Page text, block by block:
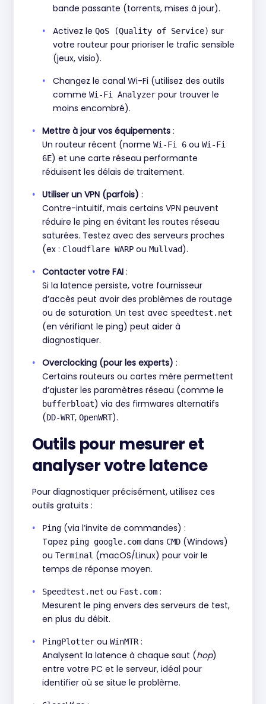
bande passante (torrents, mises à jour).
Activez le QoS (Quality of Service) sur
votre routeur pour prioriser le trafic sensible
(jeux, visio).
Changez le canal Wi-Fi (utilisez des outils
comme Wi-Fi Analyzerpour trouver le
moins encombré).
Mettre à jour vos équipements :
Un routeur récent (norme Wi-Fi 6 ou Wi-Fi
6E) et une carte réseau performante
réduisent les délais de traitement.
Utiliser un VPN (parfois) :
Contre-intuitif, mais certains VPN peuvent
réduire le ping en évitant les routes réseau
saturées. Testez avec des serveurs proches
(ex : Cloudflare WARP ou Mullvad).
Contacter votre FAI :
Si la latence persiste, votre fournisseur
d’accès peut avoir des problèmes de routage
ou de saturation. Un test avec speedtest.net
(en vérifiant le ping) peut aider à
diagnostiquer.
Overclocking (pour les experts) :
Certains routeurs ou cartes mère permettent
d’ajuster les paramètres réseau (comme le
bufferbloat) via des firmwares alternatifs
(DD-WRT, OpenWRT).
Outils pour mesurer et
analyser votre latence
Pour diagnostiquer précisément, utilisez ces
outils gratuits :
Ping (via l’invite de commandes) :
Tapez ping google.com dans CMD (Windows)
ou Terminal (macOS/Linux) pour voir le
temps de réponse moyen.
Speedtest.net ou Fast.com :
Mesurent le ping envers des serveurs de test,
en plus du débit.
PingPlotter ou WinMTR:
Analysent la latence à chaque saut (hop)
entre votre PC et le serveur, idéal pour
identifier où se situe le problème.